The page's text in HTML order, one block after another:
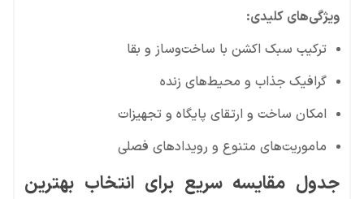
ویژگی‌های کلیدی:
ترکیب سبک اکشن با ساخت‌وساز و بقا
گرافیک جذاب و محیط‌های زنده
امکان ساخت و ارتقای پایگاه و تجهیزات
ماموریت‌های متنوع و رویدادهای فصلی
جدول مقایسه سریع برای انتخاب بهترین